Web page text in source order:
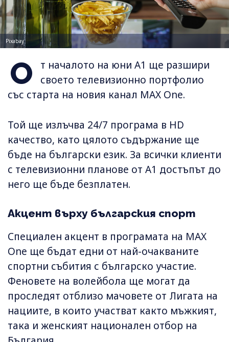
Pixabay
О
т началото на юни А1 ще разшири
своето телевизионно портфолио
със старта на новия канал MAX One.
Той ще излъчва 24/7 програма в HD
качество, като цялото съдържание ще
бъде на български език. За всички клиенти
с телевизионни планове от А1 достъпът до
него ще бъде безплатен.
Акцент върху българския спорт
Специален акцент в програмата на MAX
One ще бъдат едни от най-очакваните
спортни събития с българско участие.
Феновете на волейбола ще могат да
проследят отблизо мачовете от Лигата на
нациите, в които участват както мъжкият,
така и женският национален отбор на